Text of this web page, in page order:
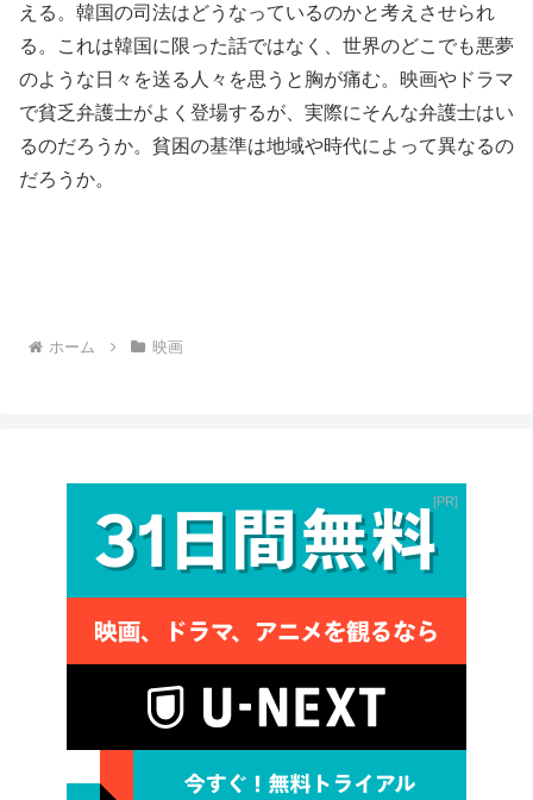
える。韓国の司法はどうなっているのかと考えさせられ
る。これは韓国に限った話ではなく、世界のどこでも悪夢
のような日々を送る人々を思うと胸が痛む。映画やドラマ
で貧乏弁護士がよく登場するが、実際にそんな弁護士はい
るのだろうか。貧困の基準は地域や時代によって異なるの
だろうか。
ホーム 映画
PR